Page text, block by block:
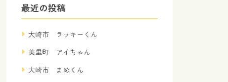
最近の投稿
大崎市 ラッキーくん
美里町 アイちゃん
大崎市 まめくん